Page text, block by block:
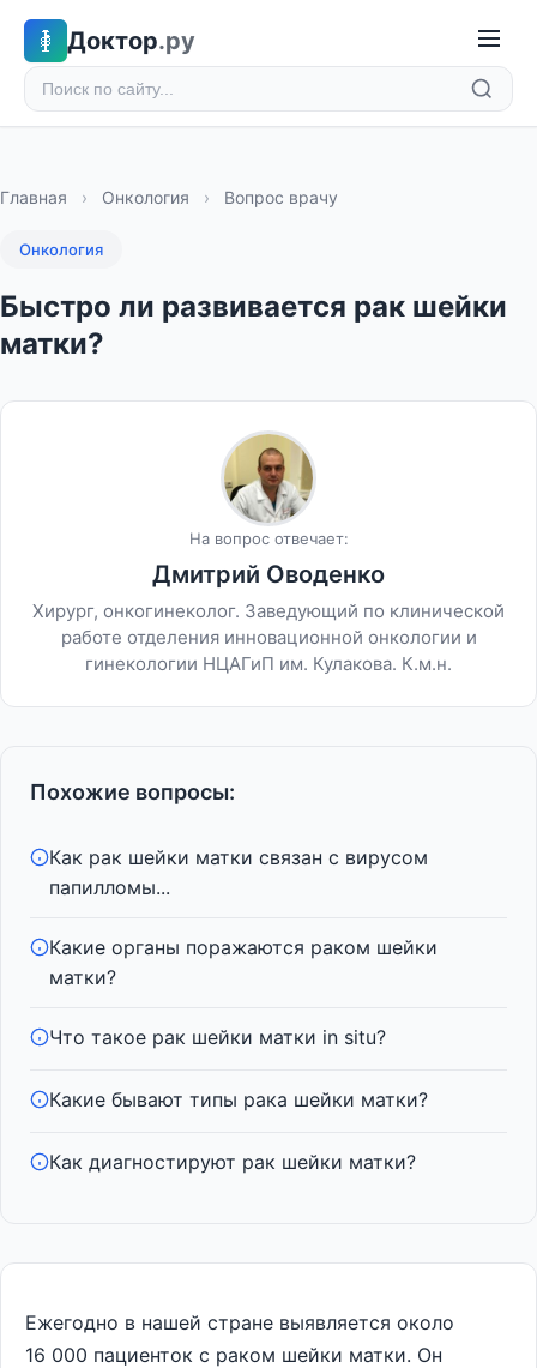
Доктор.ру
Главная › Онкология › Вопрос врачу
Онкология
Быстро ли развивается рак шейки
матки?
На вопрос отвечает:
Дмитрий Оводенко
Хирург, онкогинеколог. Заведующий по клинической
работе отделения инновационной онкологии и
гинекологии НЦАГиП им. Кулакова. К.м.н.
Похожие вопросы:
Как рак шейки матки связан с вирусом
папилломы...
Какие органы поражаются раком шейки
матки?
Что такое рак шейки матки in situ?
Какие бывают типы рака шейки матки?
Как диагностируют рак шейки матки?
Ежегодно в нашей стране выявляется около
16 000 пациенток с раком шейки матки. Он